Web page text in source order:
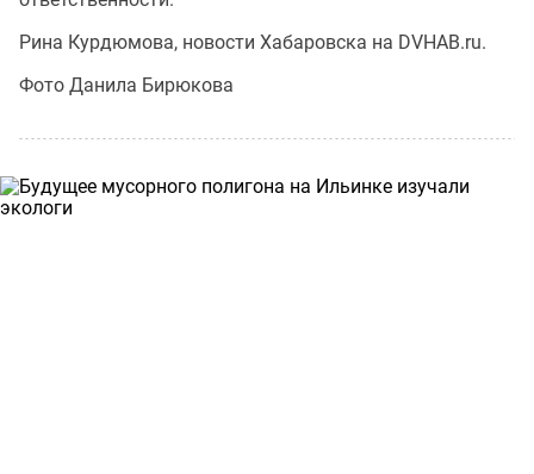
Рина Курдюмова, новости Хабаровска на DVHAB.ru.
Фото Данила Бирюкова